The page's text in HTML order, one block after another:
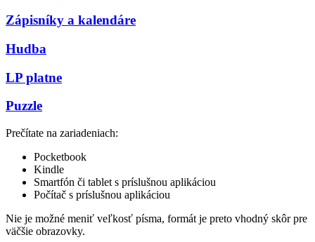
Zápisníky a kalendáre
Hudba
LP platne
Puzzle
Prečítate na zariadeniach:
Pocketbook
Kindle
Smartfón či tablet s príslušnou aplikáciou
Počítač s príslušnou aplikáciou
Nie je možné meniť veľkosť písma, formát je preto vhodný skôr pre
väčšie obrazovky.